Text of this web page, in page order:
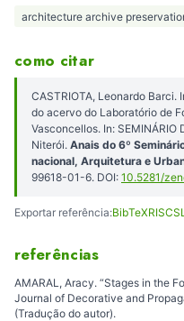
architecture archive
como citar
CASTRIOTA, Leonardo Barci.
do acervo do Laboratório de
Vasconcellos. In: SEMINÁRIO
Niterói. Anais do 6º
nacional, Arquitetura e
99618-01-6. DOI: 10.5281/
Exportar referência:BibTeXRIS
referências
AMARAL, Aracy. “Stages in the
Journal of Decorative and
(Tradução do autor).